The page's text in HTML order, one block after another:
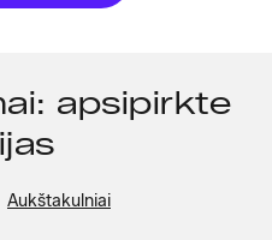
apsipirkte
Aukštakulniai